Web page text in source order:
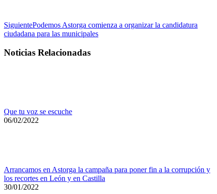
SiguientePublicación
siguiente:
Podemos Astorga comienza a organizar la candidatura
ciudadana para las municipales
Noticias Relacionadas
Que tu voz se escuche
06/02/2022
Arrancamos en Astorga la campaña para poner fin a la corrupción y
los recortes en León y en Castilla
30/01/2022